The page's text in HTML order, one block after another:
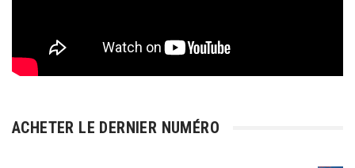
ACHETER LE DERNIER NUMÉRO